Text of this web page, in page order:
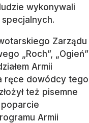
wykonywali
Zarządu
„Roch”, „Ogień”
Armii
ręce dowódcy tego
też pisemne
Armii